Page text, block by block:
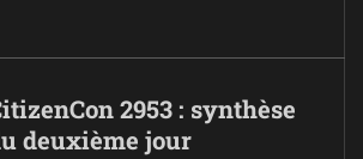
2953 : synthèse
deuxième jour